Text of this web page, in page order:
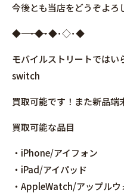
今後とも当店をどうぞよろ
◆――――――――――――――――･◆･◆･◇･◆
モバイルストリートではい
switch
買取可能です！また新品端
買取可能な品目
・iPhone/アイフォン
・iPad/アイパッド
・AppleWatch/アップルウ